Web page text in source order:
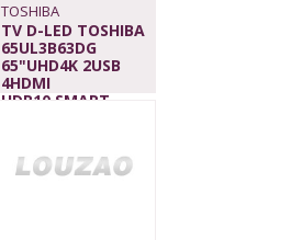
TOSHIBA
TV D-LED TOSHIBA
65UL3B63DG
65"UHD4K 2USB
4HDMI
HDR10,SMART